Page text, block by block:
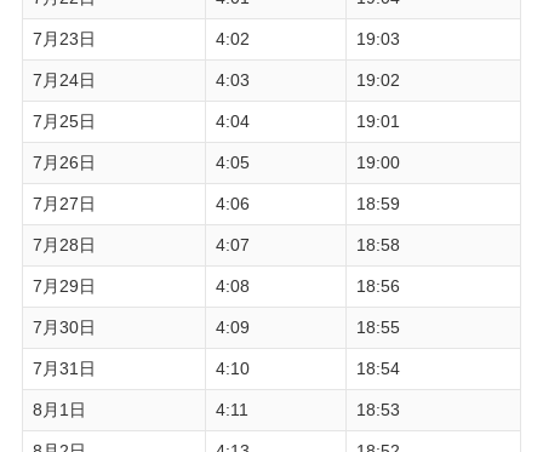
7月23日 4:02 19:03
7月24日 4:03 19:02
7月25日 4:04 19:01
7月26日 4:05 19:00
7月27日 4:06 18:59
7月28日 4:07 18:58
7月29日 4:08 18:56
7月30日 4:09 18:55
7月31日 4:10 18:54
8月1日 4:11 18:53